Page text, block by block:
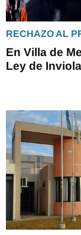
RECHAZO AL
En Villa de
Ley de